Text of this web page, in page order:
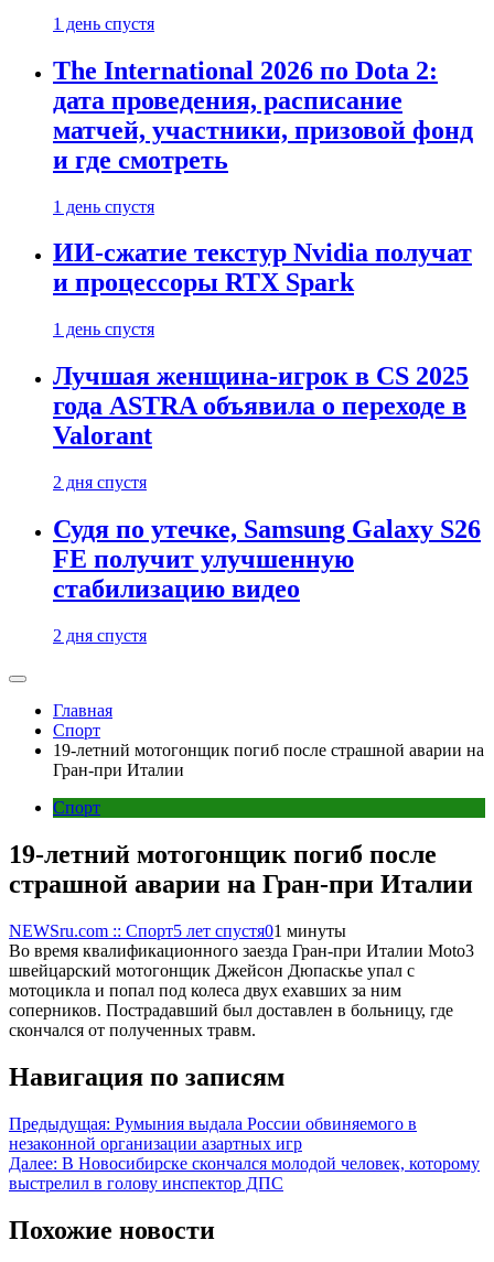
1 день спустя
The International 2026 по Dota 2:
дата проведения, расписание
матчей, участники, призовой фонд
и где смотреть
1 день спустя
ИИ-сжатие текстур Nvidia получат
и процессоры RTX Spark
1 день спустя
Лучшая женщина-игрок в CS 2025
года ASTRA объявила о переходе в
Valorant
2 дня спустя
Судя по утечке, Samsung Galaxy S26
FE получит улучшенную
стабилизацию видео
2 дня спустя
Главная
Спорт
19-летний мотогонщик погиб после страшной аварии на
Гран-при Италии
Спорт
19-летний мотогонщик погиб после
страшной аварии на Гран-при Италии
NEWSru.com :: Спорт5 лет спустя01 минуты
Во время квалификационного заезда Гран-при Италии Moto3
швейцарский мотогонщик Джейсон Дюпаскье упал с
мотоцикла и попал под колеса двух ехавших за ним
соперников. Пострадавший был доставлен в больницу, где
скончался от полученных травм.
Навигация по записям
Предыдущая: Румыния выдала России обвиняемого в
незаконной организации азартных игр
Далее: В Новосибирске скончался молодой человек, которому
выстрелил в голову инспектор ДПС
Похожие новости